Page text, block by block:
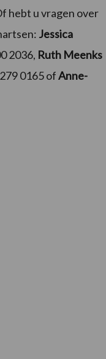
hebt u vragen over
Jessica
2036, Ruth Meenks
0165 ofAnne-